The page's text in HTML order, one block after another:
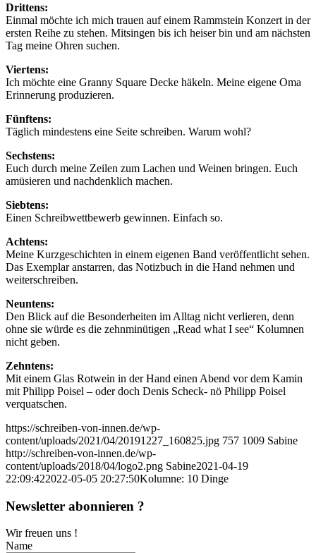
Drittens:
Einmal möchte ich mich trauen auf einem Rammstein Konzert in der
ersten Reihe zu stehen. Mitsingen bis ich heiser bin und am nächsten
Tag meine Ohren suchen.
Viertens:
Ich möchte eine Granny Square Decke häkeln. Meine eigene Oma
Erinnerung produzieren.
Fünftens:
Täglich mindestens eine Seite schreiben. Warum wohl?
Sechstens:
Euch durch meine Zeilen zum Lachen und Weinen bringen. Euch
amüsieren und nachdenklich machen.
Siebtens:
Einen Schreibwettbewerb gewinnen. Einfach so.
Achtens:
Meine Kurzgeschichten in einem eigenen Band veröffentlicht sehen.
Das Exemplar anstarren, das Notizbuch in die Hand nehmen und
weiterschreiben.
Neuntens:
Den Blick auf die Besonderheiten im Alltag nicht verlieren, denn
ohne sie würde es die zehnminütigen „Read what I see“ Kolumnen
nicht geben.
Zehntens:
Mit einem Glas Rotwein in der Hand einen Abend vor dem Kamin
mit Philipp Poisel – oder doch Denis Scheck- nö Philipp Poisel
verquatschen.
https://schreiben-von-innen.de/wp-
content/uploads/2021/04/20191227_160825.jpg 757 1009 Sabine
http://schreiben-von-innen.de/wp-
content/uploads/2018/04/logo2.png Sabine2021-04-19
22:09:422022-05-05 20:27:50Kolumne: 10 Dinge
Newsletter abonnieren ?
Wir freuen uns !
Name